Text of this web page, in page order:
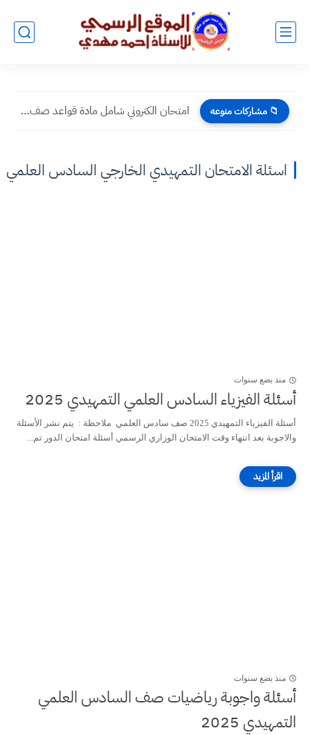
📁 مشاركات منوعه امتحان الكتروني شامل مادة قواعد صف السادس الابتدائي اختبر نفسك
اسئلة الامتحان التمهيدي الخارجي السادس العلمي
منذ بضع سنوات
أسئلة الفيزياء السادس العلمي التمهيدي 2025
أسئلة الفيزياء التمهيدي 2025 صف سادس العلمي ملاحظة : يتم نشر الأسئلة
والاجوبة بعد انتهاء وقت الامتحان الوزاري الرسمي أسئلة امتحان الدور تم...
منذ بضع سنوات
أسئلة واجوبة رياضيات صف السادس العلمي
التمهيدي 2025